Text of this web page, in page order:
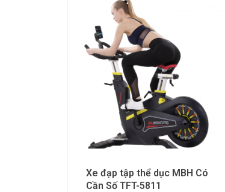
Xe đạp tập thể dục MBH Có
Cần Số TFT-5811